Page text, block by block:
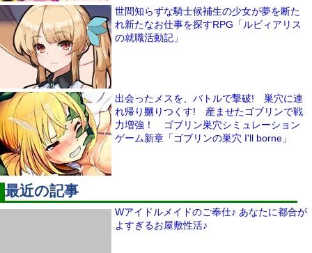
世間知らずな騎士候補生の少女が夢を断た
れ新たなお仕事を探すRPG「ルビィアリス
の就職活動記」
出会ったメスを、バトルで撃破! 巣穴に連
れ帰り嬲りつくす! 産ませたゴブリンで戦
力増強！ ゴブリン巣穴シミュレーション
ゲーム新章「ゴブリンの巣穴 I'll borne」
最近の記事
Wアイドルメイドのご奉仕♪ あなたに都合が
よすぎるお屋敷性活♪